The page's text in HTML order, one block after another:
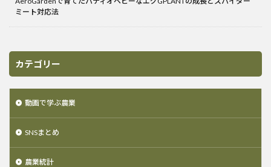
ミート対応法
カテゴリー
動画で学ぶ農業
SNSまとめ
農業統計